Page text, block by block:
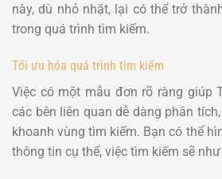
này, dù nhỏ nhặt, lại có thể trở
trong quá trình tìm kiếm.
Tối ưu hóa quá trình tìm kiếm
Việc có một mẫu đơn rõ ràng giúp
các bên liên quan dễ dàng phân
khoanh vùng tìm kiếm. Bạn có thể
thông tin cụ thể, việc tìm kiếm sẽ